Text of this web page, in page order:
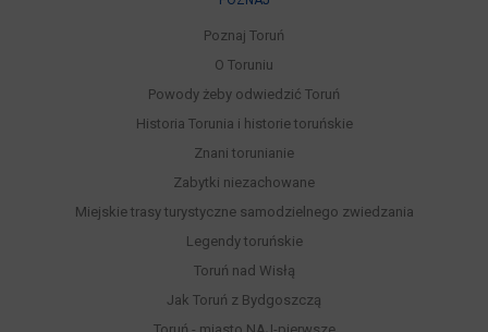
Poznaj Toruń
O Toruniu
Powody żeby odwiedzić Toruń
Historia Torunia i historie toruńskie
Znani torunianie
Zabytki niezachowane
Miejskie trasy turystyczne samodzielnego zwiedzania
Legendy toruńskie
Toruń nad Wisłą
Jak Toruń z Bydgoszczą